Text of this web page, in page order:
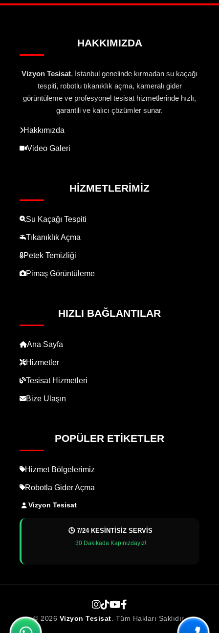
HAKKIMIZDA
Vizyon Tesisat, İstanbul genelinde kırmadan su kaçağı
tespiti, robotlu tıkanıklık açma, kameralı gider
görüntüleme ve profesyonel tesisat hizmetlerinde hızlı,
garantili ve kalıcı çözümler sunar.
Hakkımızda
Video Galeri
HIZMETLERIMIZ
Su Kaçağı Tespiti
Tıkanıklık Açma
Petek Temizliği
Pimaş Görüntüleme
HIZLI BAĞLANTILAR
Ana Sayfa
Hizmetler
Tesisat Hizmetleri
Bize Ulaşın
POPÜLER ETIKETLER
Hizmet Bölgelerimiz
Robotla Gider Açma
Vizyon Tesisat
🕒 7/24 KESİNTİSİZ SERVİS
30 Dakikada Kapınızdayız!
© 2026 Vizyon Tesisat. Tüm Hakları Saklıdır.